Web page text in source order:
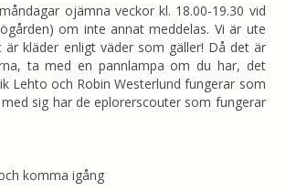
ojämna veckor kl. 18.00-19.30 vid
om inte annat meddelas. Vi är ute
är kläder enligt väder som gäller! Då det är
ta med en pannlampa om du har, det
Lehto och Robin Westerlund fungerar som
sig har de eplorerscouter som fungerar
komma igång